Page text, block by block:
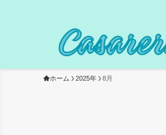
ホーム 2025年 8月